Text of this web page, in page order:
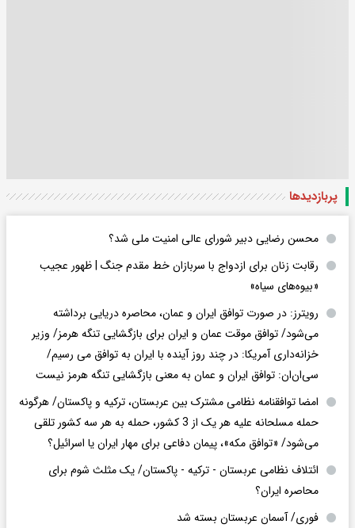
پربازدید‌ها
محسن رضایی دبیر شورای عالی امنیت ملی شد؟
رقابت زنان برای ازدواج با سربازان خط مقدم جنگ | ظهور عجیب
«بیوه‌های سیاه»
رویترز: در صورت توافق ایران و عمان، محاصره دریایی برداشته
می‌شود/ توافق موقت عمان و ایران برای بازگشایی تنگه هرمز/ وزیر
خزانه‌داری آمریکا: در چند روز آینده با ایران به توافق می رسیم/
سی‌ان‌ان: توافق ایران و عمان به معنی بازگشایی تنگه هرمز نیست
امضا توافقنامه نظامی مشترک بین عربستان، ترکیه و پاکستان/ هرگونه
حمله مسلحانه علیه هر یک از 3 کشور، حمله به هر سه کشور تلقی
می‌شود/ «توافق مکه»، پیمان دفاعی برای مهار ایران یا اسرائیل؟
ائتلاف نظامی عربستان - ترکیه - پاکستان/ یک مثلث شوم برای
محاصره ایران؟
فوری/ آسمان عربستان بسته شد